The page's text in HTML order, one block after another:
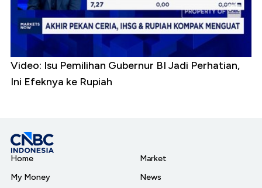
Video: Isu Pemilihan Gubernur BI Jadi Perhatian,
Ini Efeknya ke Rupiah
Home
My Money
Market
News